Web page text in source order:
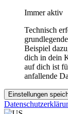
Immer aktiv
Technisch
Beispiel
dich in dein
auf dich ist
anfallende
Einstellungen